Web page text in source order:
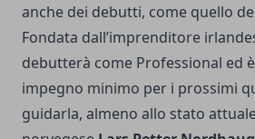
anche dei debutti, come quello
Fondata dall’imprenditore
debutterà come Professional ed
impegno minimo per i prossimi
guidarla, almeno allo stato